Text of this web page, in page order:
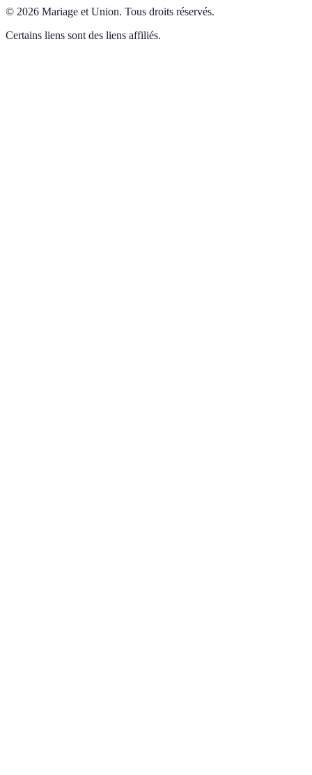
© 2026 Mariage et Union. Tous droits réservés.
Certains liens sont des liens affiliés.